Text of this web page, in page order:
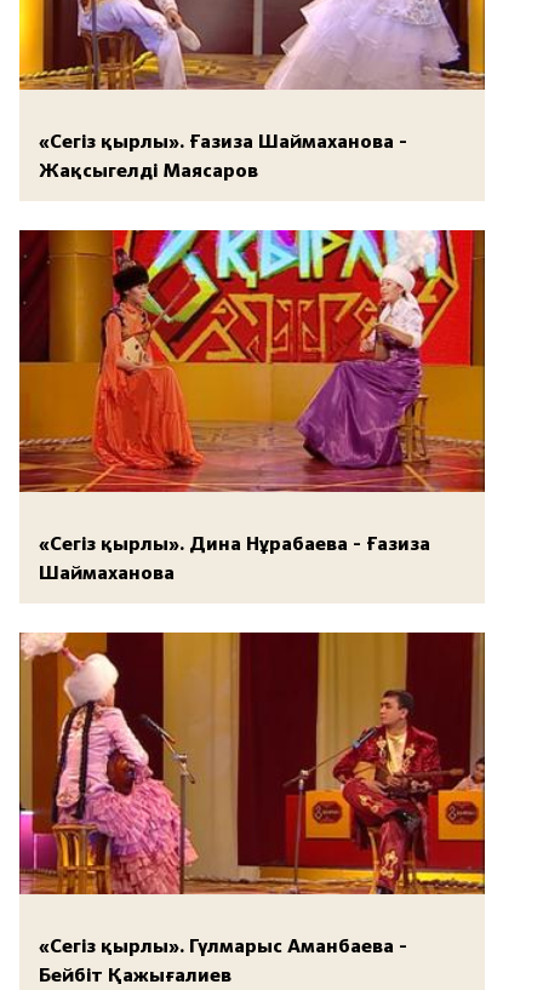
«Сегіз қырлы». Ғазиза Шаймаханова -
Жақсыгелді Маясаров
«Сегіз қырлы». Дина Нұрабаева - Ғазиза
Шаймаханова
«Сегіз қырлы». Гүлмарыс Аманбаева -
Бейбіт Қажығалиев